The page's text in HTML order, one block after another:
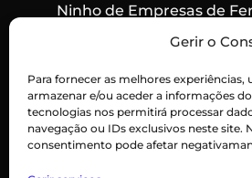
Gerir o
Para fornecer as melhores
armazenar e/ou aceder a informações
tecnologias nos permitirá processar
navegação ou IDs exclusivos neste site.
consentimento pode afetar
Ninho de Empresas de
Contacto:915 256 550
Chamada para rede móvel
nacional